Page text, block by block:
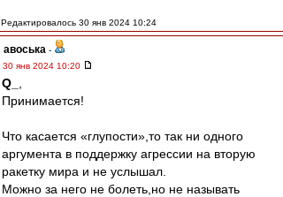
Редактировалось 30 янв 2024 10:24
авоська -
30 янв 2024 10:20
Q_
Принимается!
Что касается «глупости»,то так ни одного
аргумента в поддержку агрессии на вторую
ракетку мира и не услышал.
Можно за него не болеть,но не называть